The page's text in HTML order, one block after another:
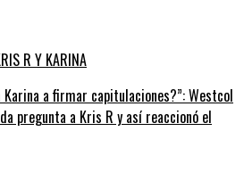
Karina a firmar capitulaciones?”: Westcol
pregunta a Kris R y así reaccionó el